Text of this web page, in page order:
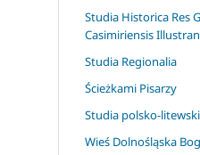
Studia Historica Res
Casimiriensis
Studia Regionalia
Ścieżkami Pisarzy
Studia polsko-
Wieś Dolnośląska